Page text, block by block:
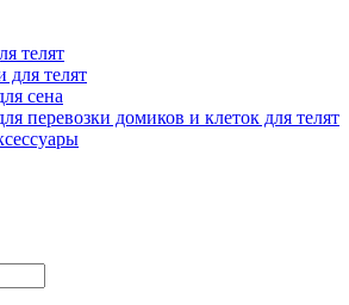
телят
телят
сена
перевозки домиков и клеток для телят